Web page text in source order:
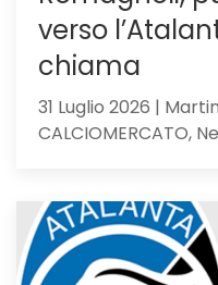
verso
chiama
31 Luglio 2026 |
CALCIOMERCATO,